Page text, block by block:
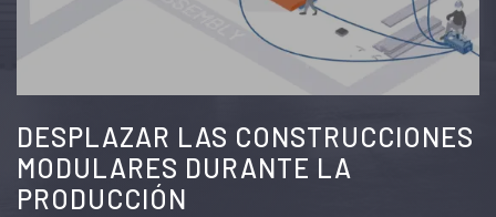
DESPLAZAR LAS CONSTRUCCIONES
MODULARES DURANTE LA
PRODUCCIÓN